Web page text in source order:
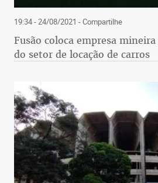
19:34 - 24/08/2021 - Compartilhe
Fusão coloca empresa
do setor de locação de carros